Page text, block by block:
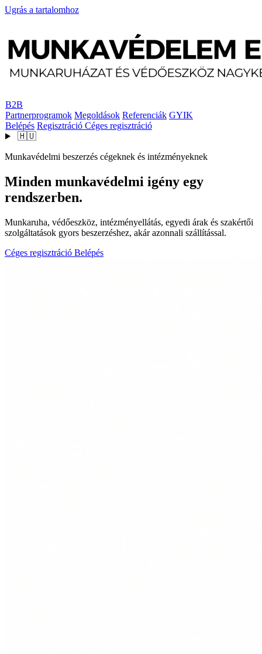
Ugrás a tartalomhoz
B2B
Partnerprogramok Megoldások Referenciák GYIK
Belépés Regisztráció Céges regisztráció
🇭🇺
Munkavédelmi beszerzés cégeknek és intézményeknek
Minden munkavédelmi igény egy
rendszerben.
Munkaruha, védőeszköz, intézményellátás, egyedi árak és szakértői
szolgáltatások gyors beszerzéshez, akár azonnali szállítással.
Céges regisztráció Belépés